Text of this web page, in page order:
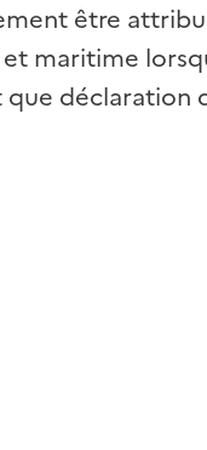
être
maritime
que déclaration